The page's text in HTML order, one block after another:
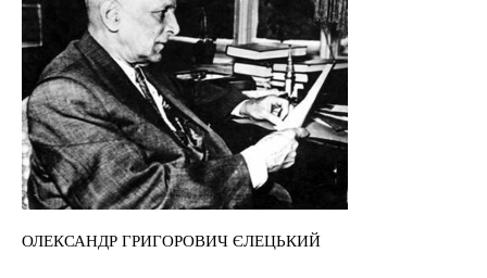
ОЛЕКСАНДР ГРИГОРОВИЧ ЄЛЕЦЬКИЙ